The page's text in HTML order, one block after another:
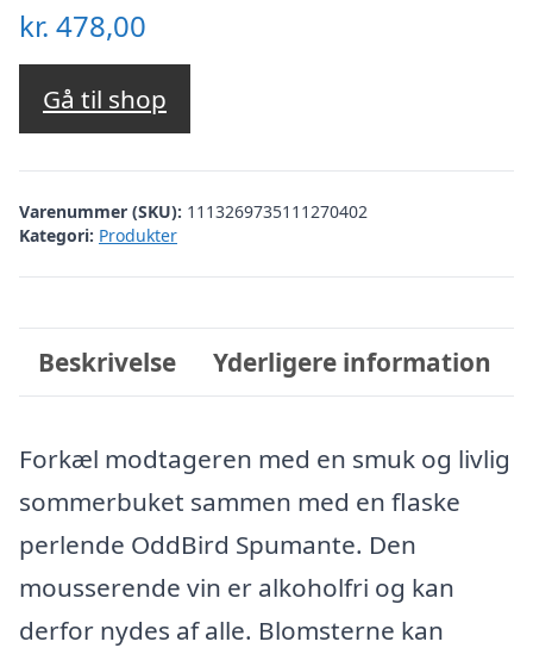
kr. 478,00
Gå til shop
Varenummer (SKU): 1113269735111270402
Kategori: Produkter
Beskrivelse Yderligere information
Forkæl modtageren med en smuk og livlig
sommerbuket sammen med en flaske
perlende OddBird Spumante. Den
mousserende vin er alkoholfri og kan
derfor nydes af alle. Blomsterne kan